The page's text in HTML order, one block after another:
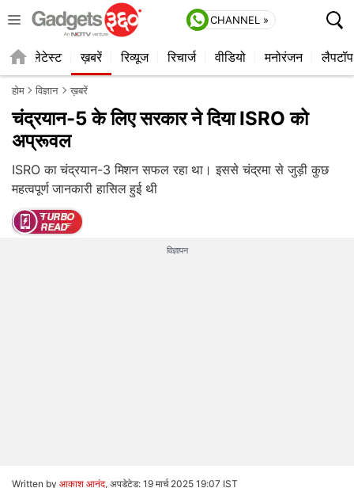
CHANNEL »
लेटेस्ट ख़बरें रिव्यूज रिचार्ज वीडियो मनोरंजन लैपटॉप
होम विज्ञान ख़बरें
चंद्रयान-5 के लिए सरकार ने दिया ISRO को
अप्रूवल
ISRO का चंद्रयान-3 मिशन सफल रहा था। इससे चंद्रमा से जुड़ी कुछ
महत्वपूर्ण जानकारी हासिल हुई थी
विज्ञापन
Written by आकाश आनंद, अपडेटेड: 19 मार्च 2025 19:07 IST